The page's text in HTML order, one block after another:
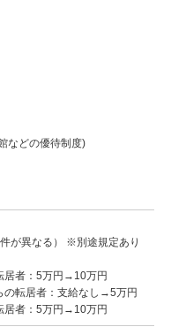
などの優待制度)
が異なる） ※別途規定あり
居者：5万円→10万円
転居者：支給なし→5万円
居者：5万円→10万円